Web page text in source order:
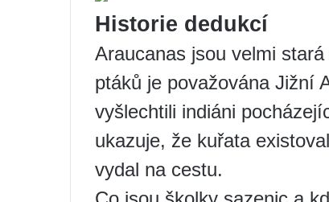
Historie dedukcí
Araucanas jsou velmi
ptáků je považována Jižní
vyšlechtili indiáni
ukazuje, že kuřata
vydal na cestu.